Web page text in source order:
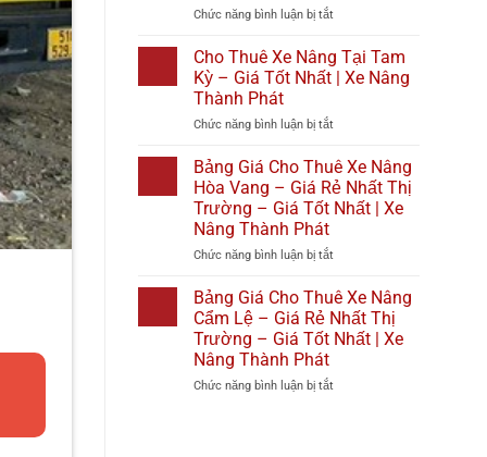
Nhất
|
Xe
Nâng
Phát
Giá
Nhất
Thị
Trường
Giá
Nhất
|
Xe
Nâng
Phát
Diên
–
Giá
Tốt
|
Nâng
Thành
Phát
Chức năng bình luận bị tắtở
Thuê
Xe
Nâng
Bắc
My
–
Giá
Tốt
|
Nâng
Thành
Phát
Cho Thuê Xe Nâng Tại Tam
Kỳ – Giá Tốt Nhất | Xe Nâng
Thành Phát
Chức năng bình luận bị tắtở
Thuê
Xe
Nâng
Tại
Kỳ
Giá
Tốt
Nhất
|
Nâng
Bảng Giá Cho Thuê Xe Nâng
Hòa Vang – Giá Rẻ Nhất Thị
Trường – Giá Tốt Nhất | Xe
Nâng Thành Phát
Chức năng bình luận bị tắtở
Giá
Cho
Thuê
Xe
Hòa
Bảng Giá Cho Thuê Xe Nâng
Cẩm Lệ – Giá Rẻ Nhất Thị
Trường – Giá Tốt Nhất | Xe
Nâng Thành Phát
Chức năng bình luận bị tắtở